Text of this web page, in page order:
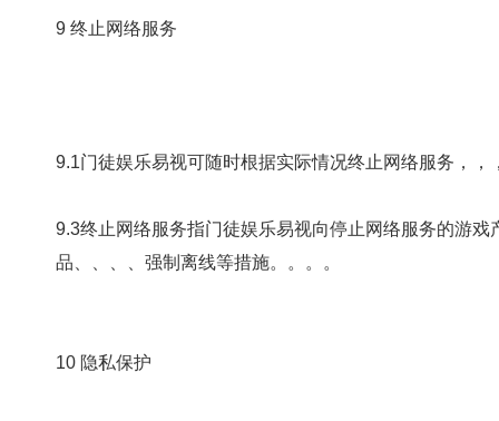
9 终止网络服务
9.1门徒娱乐易视可随时根据实际情况终止网络服务，，
9.3终止网络服务指门徒娱乐易视向停止网络服务的游戏产品的
品、、、、强制离线等措施。。。。
10 隐私保护